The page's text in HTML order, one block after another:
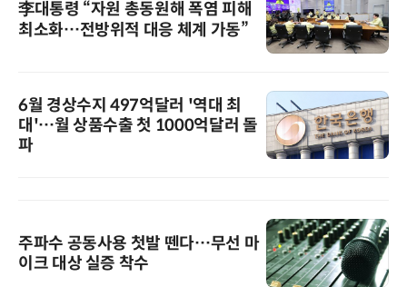
李대통령 “자원 총동원해 폭염 피해
최소화…전방위적 대응 체계 가동”
6월 경상수지 497억달러 '역대 최
대'…월 상품수출 첫 1000억달러 돌
파
주파수 공동사용 첫발 뗀다…무선 마
이크 대상 실증 착수